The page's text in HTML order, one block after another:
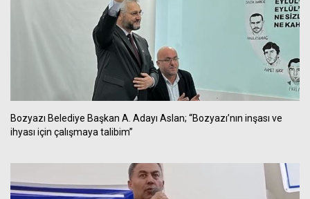
Bozyazı Belediye Başkan A. Adayı Aslan; “Bozyazı’nın inşası ve
ihyası için çalışmaya talibim”